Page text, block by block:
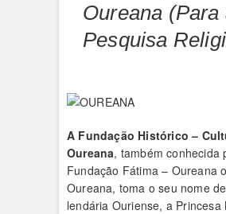
Oureana (Para
Pesquisa
A Fundação Histórico –
Oureana, também conhecida
Fundação Fátima – Oureana
Oureana, toma o seu nome
lendária Ouriense, a Princesa